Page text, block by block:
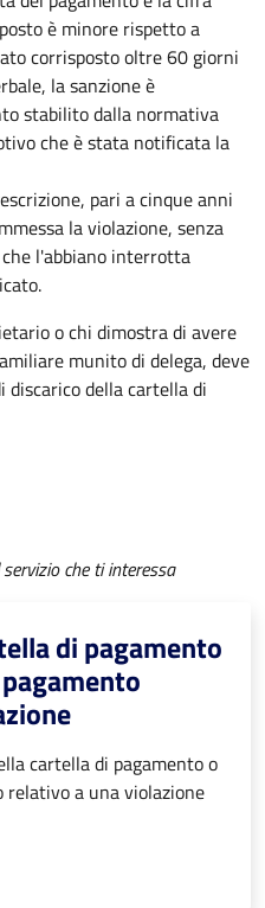
è minore rispetto a
corrisposto oltre 60 giorni
la sanzione è
stabilito dalla normativa
che è stata notificata la
pari a cinque anni
la violazione, senza
l'abbiano interrotta
o chi dimostra di avere
munito di delega, deve
discarico della cartella di
che ti interessa
di pagamento
cartella di pagamento o
a una violazione